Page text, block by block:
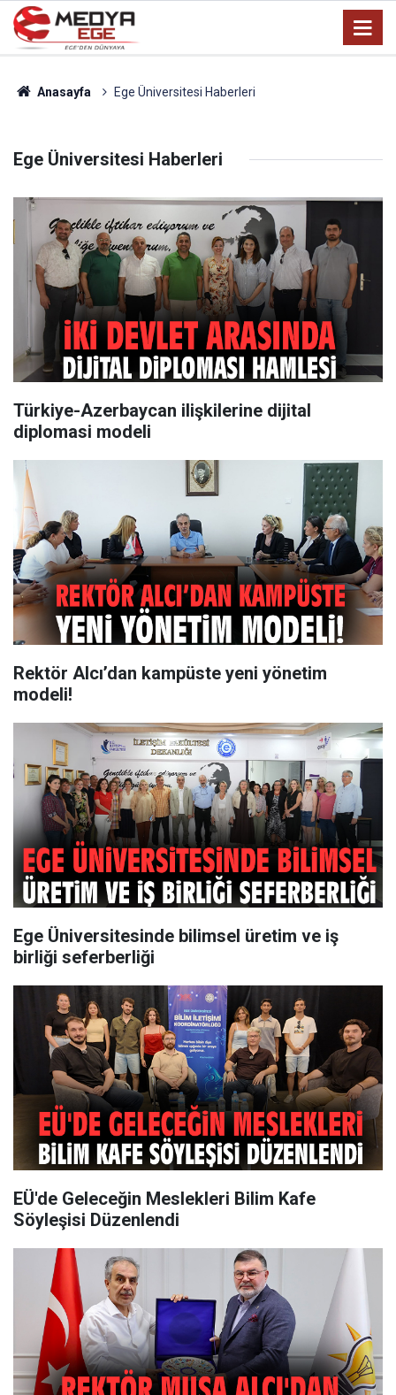
Anasayfa Ege Üniversitesi Haberleri
Ege Üniversitesi Haberleri
Türkiye-Azerbaycan ilişkilerine dijital
diplomasi modeli
Rektör Alcı’dan kampüste yeni yönetim
modeli!
Ege Üniversitesinde bilimsel üretim ve iş
birliği seferberliği
EÜ'de Geleceğin Meslekleri Bilim Kafe
Söyleşisi Düzenlendi